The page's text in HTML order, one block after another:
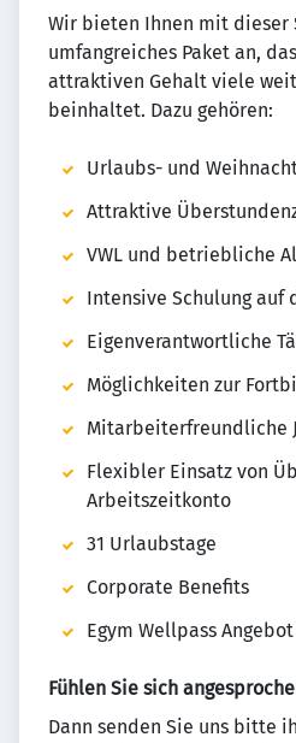
Wir bieten Ihnen mit dieser
umfangreiches Paket an,
attraktiven Gehalt viele
beinhaltet. Dazu gehören:
Urlaubs- und
Attraktive
VWL und betriebliche
Intensive Schulung auf
Eigenverantwortliche
Möglichkeiten zur
Mitarbeiterfreundliche
Flexibler Einsatz von
Arbeitszeitkonto
31 Urlaubstage
Corporate Benefits
Egym Wellpass Angebot
Fühlen Sie sich
Dann senden Sie uns bitte